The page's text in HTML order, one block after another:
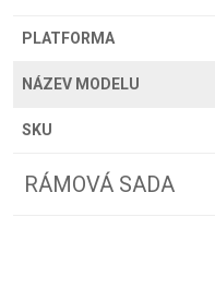
PLATFORMA
NÁZEV MODELU
SKU
RÁMOVÁ SADA